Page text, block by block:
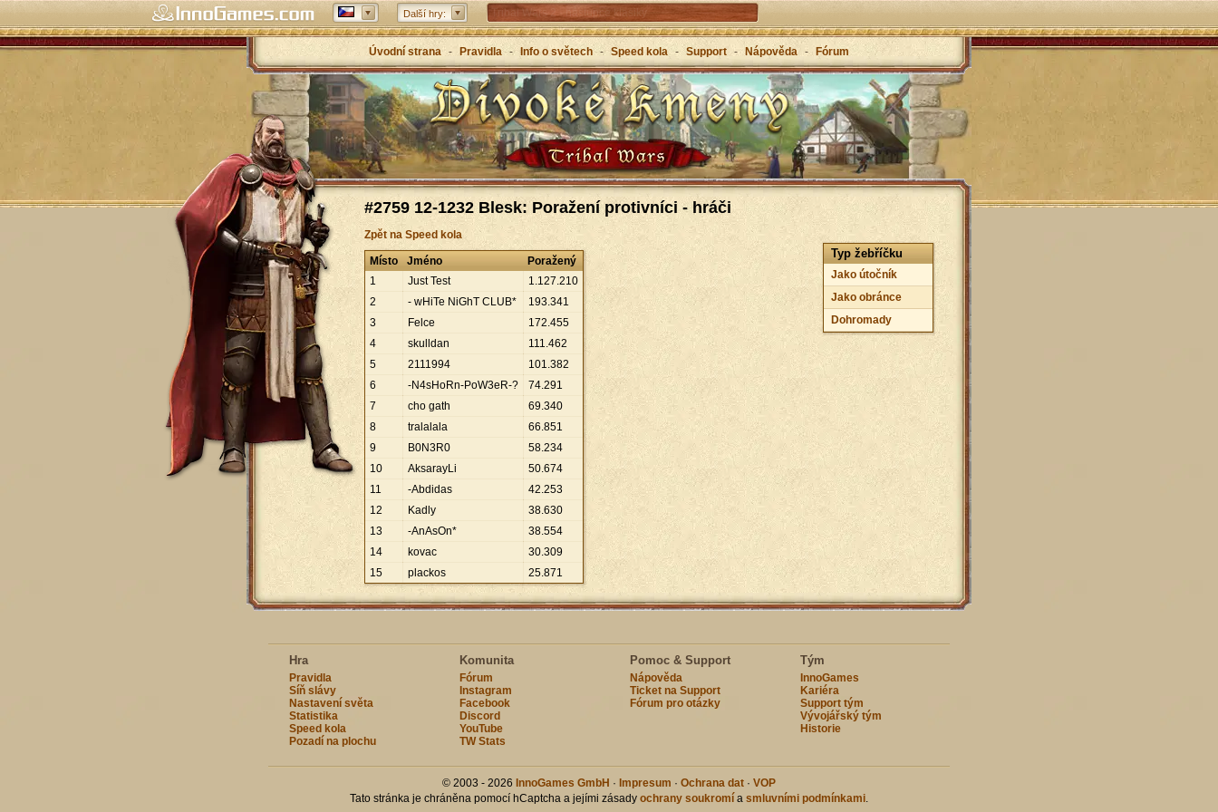
Další hry: Tribal Wars 2 - nástupce klasiky
Forge of Empires – strategicky napříč věky
Grepolis – vybuduj svou říši v antickém Řecku
Úvodní strana - Pravidla - Info o světech - Speed kola - Support - Nápověda - Fórum
#2759 12-1232 Blesk: Poražení protivníci - hráči
Zpět na Speed kola
Typ žebříčku
Jako útočník
Jako obránce
Dohromady
Místo Jméno
Poražený
1
Just Test 1.127.210
2
- wHiTe NiGhT CLUB* 193.341
3
Felce 172.455
4
skulldan 111.462
5
2111994 101.382
6
-N4sHoRn-PoW3eR-? 74.291
7
cho gath 69.340
8
tralalala 66.851
9
B0N3R0 58.234
10
AksarayLi 50.674
11
-Abdidas 42.253
12
Kadly 38.630
13
-AnAsOn* 38.554
14
kovac 30.309
15
plackos 25.871
Hra
Pravidla
Síň slávy
Nastavení světa
Statistika
Speed kola
Pozadí na plochu
Komunita
Fórum
Instagram
Facebook
Discord
YouTube
TW Stats
Pomoc & Support
Nápověda
Ticket na Support
Fórum pro otázky
Tým
InnoGames
Kariéra
Support tým
Vývojářský tým
Historie
© 2003 - 2026 InnoGames GmbH · Impresum · Ochrana dat · VOP
Tato stránka je chráněna pomocí hCaptcha a jejími zásady ochrany soukromí a smluvními podmínkami.